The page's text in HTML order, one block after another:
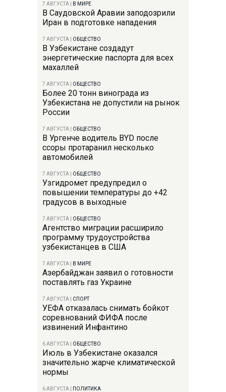
7 АВГУСТА В МИРЕ
В Саудовской Аравии заподозрили
Иран в подготовке нападения
7 АВГУСТА ОБЩЕСТВО
В Узбекистане создадут
энергетические паспорта для всех
махаллей
7 АВГУСТА ОБЩЕСТВО
Более 20 тонн винограда из
Узбекистана не допустили на рынок
России
7 АВГУСТА ОБЩЕСТВО
В Ургенче водитель BYD после
ссоры протаранил несколько
автомобилей
7 АВГУСТА ОБЩЕСТВО
Узгидромет предупредил о
повышении температуры до +42
градусов в выходные
7 АВГУСТА ОБЩЕСТВО
Агентство миграции расширило
программу трудоустройства
узбекистанцев в США
7 АВГУСТА В МИРЕ
Азербайджан заявил о готовности
поставлять газ Украине
7 АВГУСТА СПОРТ
УЕФА отказалась снимать бойкот
соревнований ФИФА после
извинений Инфантино
6 АВГУСТА ОБЩЕСТВО
Июль в Узбекистане оказался
значительно жарче климатической
нормы
6 АВГУСТА ПОЛИТИКА